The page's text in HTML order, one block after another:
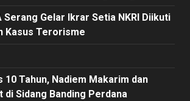
Serang Gelar Ikrar Setia NKRI Diikuti
Kasus Terorisme
10 Tahun, Nadiem Makarim dan
di Sidang Banding Perdana